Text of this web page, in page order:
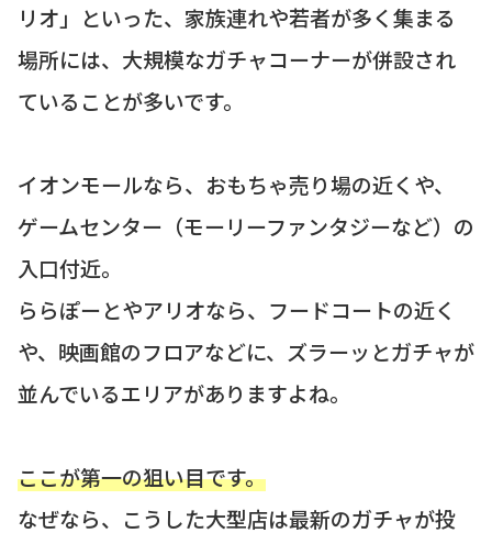
リオ」といった、家族連れや若者が多く集まる
場所には、大規模なガチャコーナーが併設され
ていることが多いです。
イオンモールなら、おもちゃ売り場の近くや、
ゲームセンター（モーリーファンタジーなど）の
入口付近。
ららぽーとやアリオなら、フードコートの近く
や、映画館のフロアなどに、ズラーッとガチャが
並んでいるエリアがありますよね。
ここが第一の狙い目です。
なぜなら、こうした大型店は最新のガチャが投